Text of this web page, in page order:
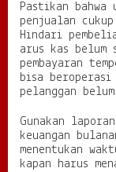
Pastikan
penjualan
Hindari
arus kas
pembayaran
bisa
pelanggan
Gunakan
keuangan
menentukan
kapan harus